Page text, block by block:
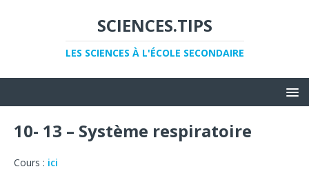
SCIENCES.TIPS
LES SCIENCES À L'ÉCOLE SECONDAIRE
10- 13 – Système respiratoire
Cours : ici